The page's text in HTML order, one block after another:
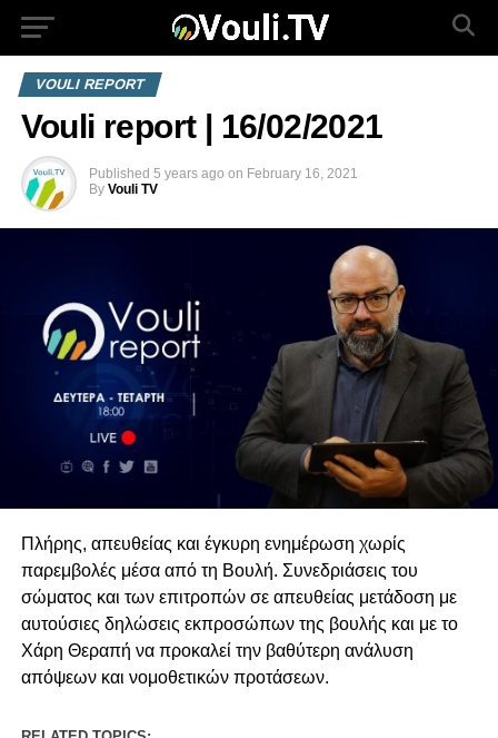
VOULI REPORT
Vouli report | 16/02/2021
Published 5 years ago on February 16, 2021
By Vouli TV
Πλήρης, απευθείας και έγκυρη ενημέρωση χωρίς
παρεμβολές μέσα από τη Βουλή. Συνεδριάσεις του
σώματος και των επιτροπών σε απευθείας μετάδοση με
αυτούσιες δηλώσεις εκπροσώπων της βουλής και με το
Χάρη Θεραπή να προκαλεί την βαθύτερη ανάλυση
απόψεων και νομοθετικών προτάσεων.